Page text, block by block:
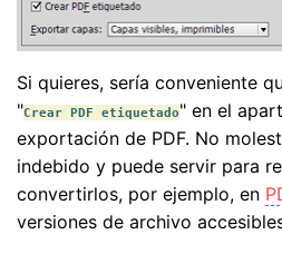
Si quieres, sería conveniente
"Crear PDF etiquetado" en el
exportación de PDF. No
indebido y puede servir para
convertirlos, por ejemplo, en
versiones de archivo